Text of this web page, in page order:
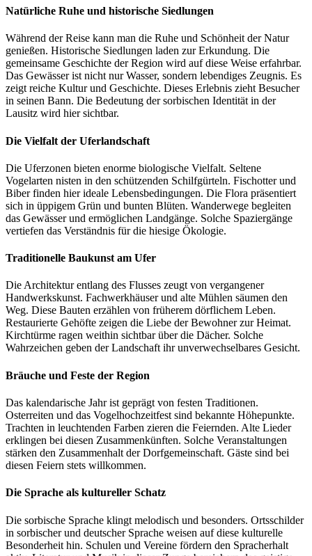
Natürliche Ruhe und historische Siedlungen
Während der Reise kann man die Ruhe und Schönheit der Natur
genießen. Historische Siedlungen laden zur Erkundung. Die
gemeinsame Geschichte der Region wird auf diese Weise erfahrbar.
Das Gewässer ist nicht nur Wasser, sondern lebendiges Zeugnis. Es
zeigt reiche Kultur und Geschichte. Dieses Erlebnis zieht Besucher
in seinen Bann. Die Bedeutung der sorbischen Identität in der
Lausitz wird hier sichtbar.
Die Vielfalt der Uferlandschaft
Die Uferzonen bieten enorme biologische Vielfalt. Seltene
Vogelarten nisten in den schützenden Schilfgürteln. Fischotter und
Biber finden hier ideale Lebensbedingungen. Die Flora präsentiert
sich in üppigem Grün und bunten Blüten. Wanderwege begleiten
das Gewässer und ermöglichen Landgänge. Solche Spaziergänge
vertiefen das Verständnis für die hiesige Ökologie.
Traditionelle Baukunst am Ufer
Die Architektur entlang des Flusses zeugt von vergangener
Handwerkskunst. Fachwerkhäuser und alte Mühlen säumen den
Weg. Diese Bauten erzählen von früherem dörflichem Leben.
Restaurierte Gehöfte zeigen die Liebe der Bewohner zur Heimat.
Kirchtürme ragen weithin sichtbar über die Dächer. Solche
Wahrzeichen geben der Landschaft ihr unverwechselbares Gesicht.
Bräuche und Feste der Region
Das kalendarische Jahr ist geprägt von festen Traditionen.
Osterreiten und das Vogelhochzeitfest sind bekannte Höhepunkte.
Trachten in leuchtenden Farben zieren die Feiernden. Alte Lieder
erklingen bei diesen Zusammenkünften. Solche Veranstaltungen
stärken den Zusammenhalt der Dorfgemeinschaft. Gäste sind bei
diesen Feiern stets willkommen.
Die Sprache als kultureller Schatz
Die sorbische Sprache klingt melodisch und besonders. Ortsschilder
in sorbischer und deutscher Sprache weisen auf diese kulturelle
Besonderheit hin. Schulen und Vereine fördern den Spracherhalt